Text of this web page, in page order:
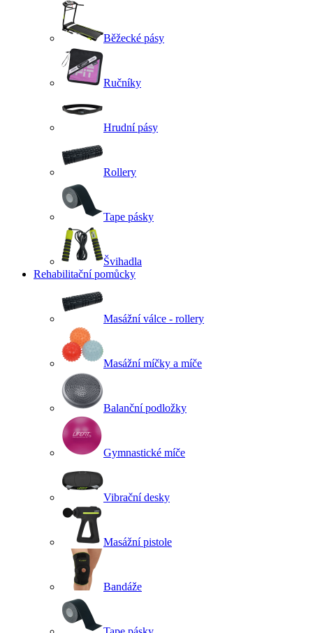
Běžecké pásy
Ručníky
Hrudní pásy
Rollery
Tape pásky
Švihadla
Rehabilitační pomůcky
Masážní válce - rollery
Masážní míčky a míče
Balanční podložky
Gymnastické míče
Vibrační desky
Masážní pistole
Bandáže